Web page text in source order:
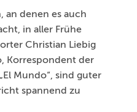
an denen es auch
in aller Frühe
Christian Liebig
Korrespondent der
Mundo“, sind guter
spannend zu